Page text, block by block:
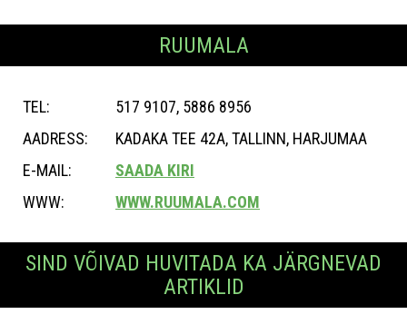
RUUMALA
TEL:
517 9107, 5886 8956
AADRESS:
KADAKA TEE 42A, TALLINN, HARJUMAA
E-MAIL:
SAADA KIRI
WWW:
WWW.RUUMALA.COM
SIND VÕIVAD HUVITADA KA JÄRGNEVAD
ARTIKLID